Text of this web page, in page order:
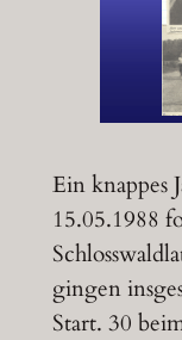
Ein knappes
15.05.1988
gingen
Start. 30